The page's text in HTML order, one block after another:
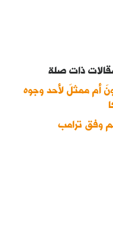
ذات صلة
أم ممثلٌ لأحد وجوه
وفق ترامب